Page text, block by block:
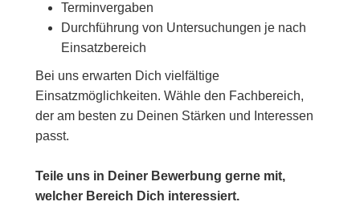
Terminvergaben
Durchführung von Untersuchungen je nach
Einsatzbereich
Bei uns erwarten Dich vielfältige
Einsatzmöglichkeiten. Wähle den Fachbereich,
der am besten zu Deinen Stärken und Interessen
passt.
Teile uns in Deiner Bewerbung gerne mit,
welcher Bereich Dich interessiert.